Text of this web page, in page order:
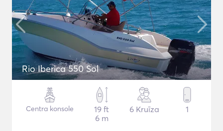
Rio Iberica 550 Sol
Centra konsole
19 ft
6 m
6 Kruīza 1